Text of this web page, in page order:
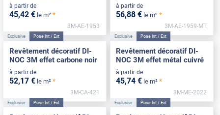
à partir de
45,42 € le m² *
3M-AE-1953
à partir de
56,88 € le m² *
3M-AE-1959-MT
Exclusive Pose Int / Ext
Revêtement décoratif DI-
NOC 3M effet carbone noir
à partir de
52,17 € le m² *
3M-CA-421
Exclusive Pose Int / Ext
Revêtement décoratif DI-
NOC 3M effet métal cuivré
à partir de
45,74 € le m² *
3M-ME-2022
Exclusive Pose Int / Ext Exclusive Pose Int / Ext